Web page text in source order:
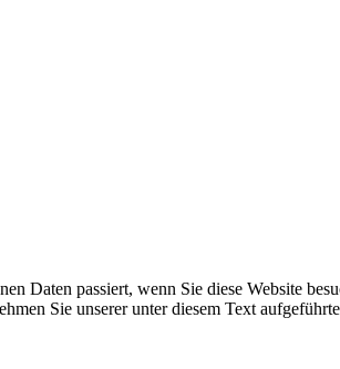
Daten passiert, wenn Sie diese Website
Sie unserer unter diesem Text